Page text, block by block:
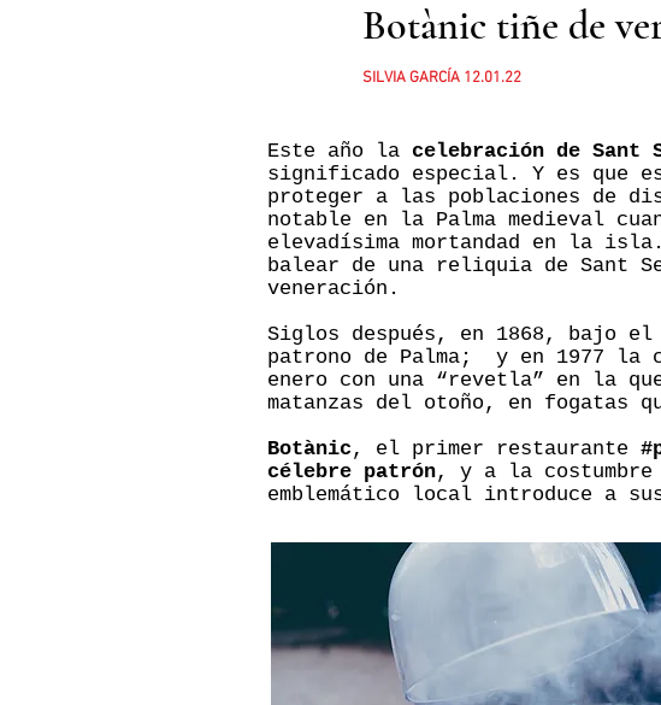
Botànic tiñe de
SILVIA GARCÍA 12.01.22
Este año la celebración de Sant
significado especial. Y es que
proteger a las poblaciones de
notable en la Palma medieval
elevadísima mortandad en la
balear de una reliquia de Sant
veneración.
Siglos después, en 1868, bajo
patrono de Palma; y en 1977 la
enero con una “revetla” en la
matanzas del otoño, en fogatas
Botànic , el primer restaurante
célebre patrón, y a la
emblemático local introduce a